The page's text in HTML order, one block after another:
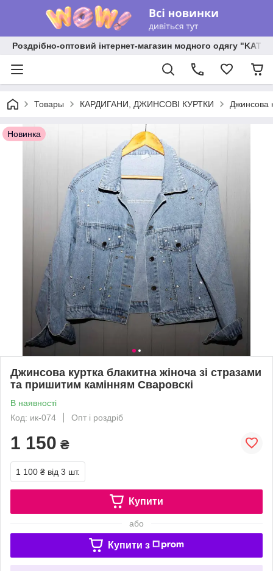
Роздрібно-оптовий інтернет-магазин модного одягу
Товары КАРДИГАНИ, ДЖИНСОВІ КУРТКИ Джинсова
Новинка
Джинсова куртка блакитна жіноча зі стразами
та пришитим камінням Сваровскі
В наявності
Код: ик-074
Опт і роздріб
1 150 ₴
1 100 ₴ від 3 шт.
Купити
або
Купити з